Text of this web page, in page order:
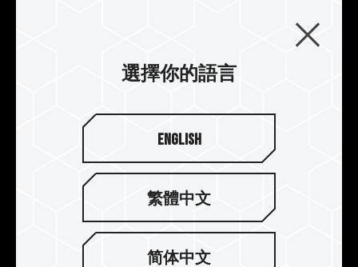
選擇你的語言
English
繁體中文
简体中文